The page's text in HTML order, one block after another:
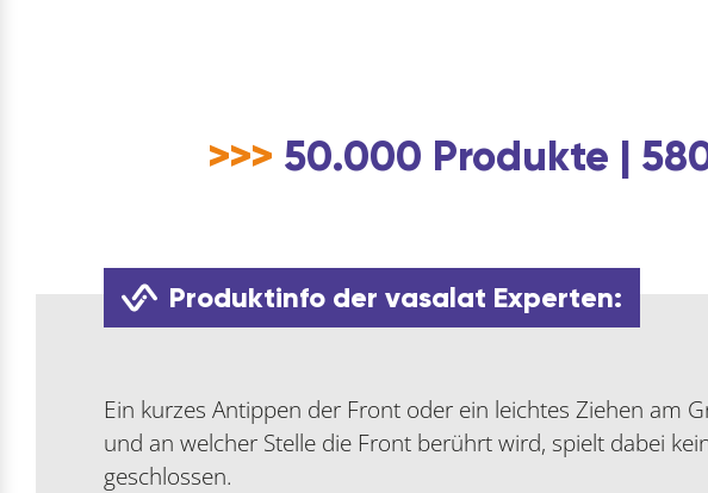
>>> 50.000 Produkte |
Produktinfo der vasalat Experten:
Ein kurzes Antippen der Front oder ein leichtes Ziehen am
und an welcher Stelle die Front berührt wird, spielt dabei
geschlossen.